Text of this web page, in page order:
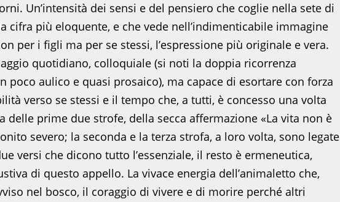
Un’intensità dei sensi e del pensiero che coglie nella sete di
cifra più eloquente, e che vede nell’indimenticabile immagine
per i figli ma per se stessi, l’espressione più originale e vera.
quotidiano, colloquiale (si noti la doppia ricorrenza
poco aulico e quasi prosaico), ma capace di esortare con forza
verso se stessi e il tempo che, a tutti, è concesso una volta
delle prime due strofe, della secca affermazione «La vita non è
severo; la seconda e la terza strofa, a loro volta, sono legate
versi che dicono tutto l’essenziale, il resto è ermeneutica,
di questo appello. La vivace energia dell’animaletto che,
nel bosco, il coraggio di vivere e di morire perché altri